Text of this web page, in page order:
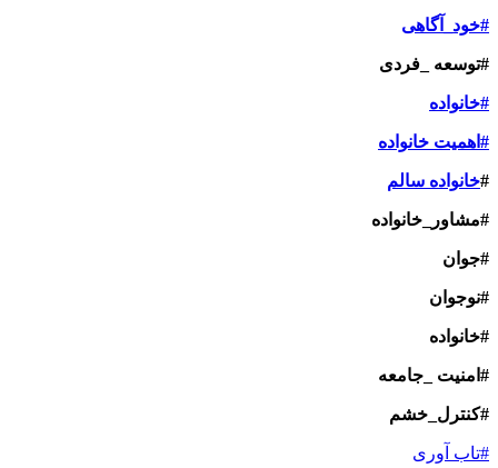
#خود_آگاهی
#توسعه _فردی
#خانواده
#اهمیت خانواده
#خانواده سالم
#مشاور_خانواده
#جوان
#نوجوان
#خانواده
#امنیت _جامعه
#کنترل_خشم
#تاب آوری